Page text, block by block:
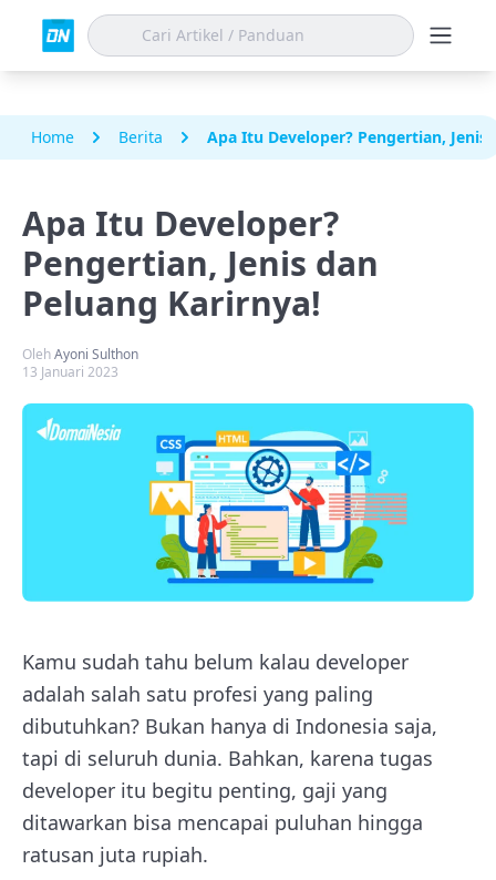
Home Berita Apa Itu Developer? Pengertian, Jenis
Apa Itu Developer?
Pengertian, Jenis dan
Peluang Karirnya!
OlehAyoni Sulthon
13 Januari 2023
Kamu sudah tahu belum kalau developer
adalah salah satu profesi yang paling
dibutuhkan? Bukan hanya di Indonesia saja,
tapi di seluruh dunia. Bahkan, karena tugas
developer itu begitu penting, gaji yang
ditawarkan bisa mencapai puluhan hingga
ratusan juta rupiah.